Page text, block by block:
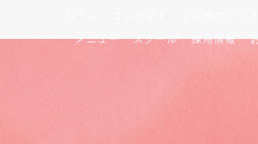
メニュー
スクール 採用情報